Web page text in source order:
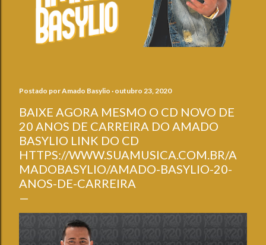
Postado porAmado Basylio outubro 23, 2020
BAIXE AGORA MESMO O CD NOVO DE
20 ANOS DE CARREIRA DO AMADO
BASYLIO LINK DO CD
HTTPS://WWW.SUAMUSICA.COM.BR/A
MADOBASYLIO/AMADO-BASYLIO-20-
ANOS-DE-CARREIRA